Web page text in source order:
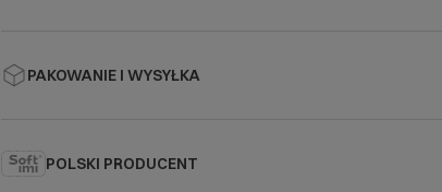
PAKOWANIE I WYSYŁKA
POLSKI PRODUCENT